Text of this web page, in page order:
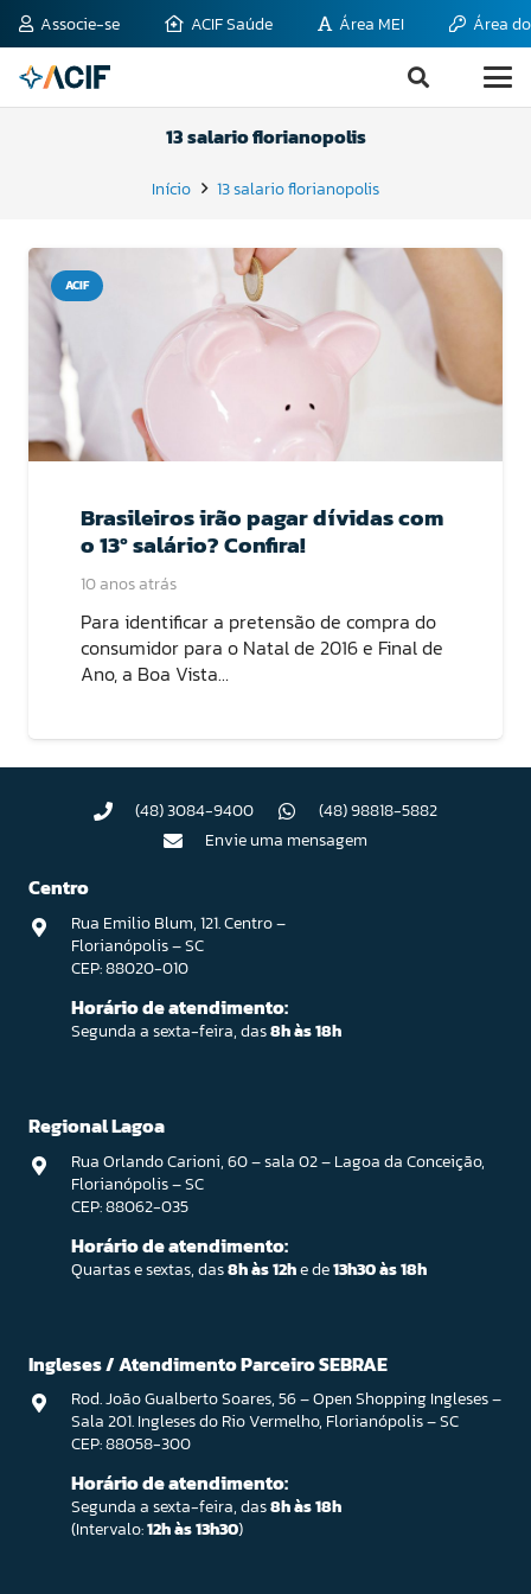
Associe-se ACIF Saúde Área MEI Área
13 salario florianopolis
Início 13 salario florianopolis
ACIF
Brasileiros irão pagar dívidas com
o 13º salário? Confira!
10 anos atrás
Para identificar a pretensão de compra do
consumidor para o Natal de 2016 e Final de
Ano, a Boa Vista…
(48) 3084-9400
(48) 98818-5882
Envie uma mensagem
Centro
Rua Emilio Blum, 121. Centro –
Florianópolis – SC
CEP: 88020-010
Horário de atendimento:
Segunda a sexta-feira, das8h às 18h
Regional Lagoa
Rua Orlando Carioni, 60 – sala 02 – Lagoa da Conceição,
Florianópolis – SC
CEP: 88062-035
Horário de atendimento:
Quartas e sextas, das8h às 12he de13h30 às 18h
Ingleses / Atendimento Parceiro SEBRAE
Rod. João Gualberto Soares, 56 – Open Shopping Ingleses –
Sala 201. Ingleses do Rio Vermelho, Florianópolis – SC
CEP: 88058-300
Horário de atendimento:
Segunda a sexta-feira, das8h às 18h
(Intervalo:12h às 13h30)